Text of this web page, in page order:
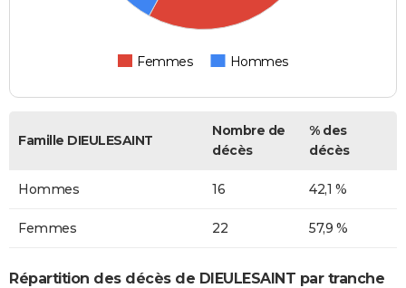
Femmes Hommes
Famille DIEULESAINT
Nombre de
décès
% des
décès
Hommes 16 42,1 %
Femmes 22 57,9 %
Répartition des décès de DIEULESAINT par tranche